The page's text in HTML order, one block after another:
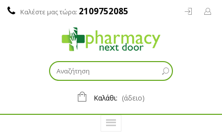
Καλέστε μας τώρα: 2109752085
Καλάθι: (άδειο)